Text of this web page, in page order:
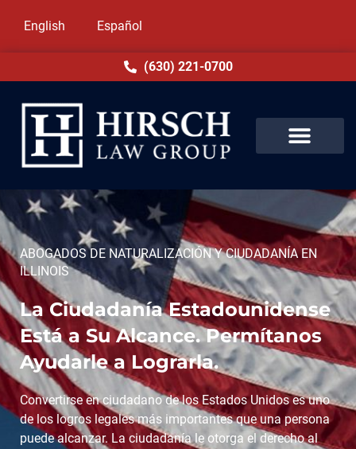
English Español
(630) 221-0700
ABOGADOS DE NATURALIZACIÓN Y CIUDADANÍA EN
ILLINOIS
La Ciudadanía Estadounidense
Está a Su Alcance. Permítanos
Ayudarle a Lograrla.
Convertirse en ciudadano de los Estados Unidos es uno
de los logros legales más importantes que una persona
puede alcanzar. La ciudadanía le otorga el derecho al